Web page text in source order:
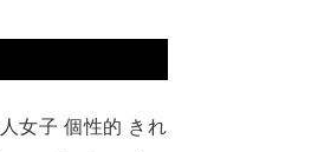
女子 個性的 きれ